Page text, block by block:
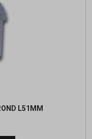
L51MM